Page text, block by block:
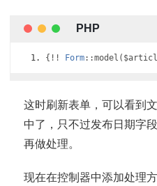
{!! Form::model (
这时刷新表单，可以看到
中了，只不过发布日期字
再做处理。
现在在控制器中添加处理方